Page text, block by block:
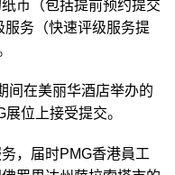
币（包括提前预约提交
服务（快速评级服务提
间在美丽华酒店举办的
位上接受提交。
，届时PMG香港員工